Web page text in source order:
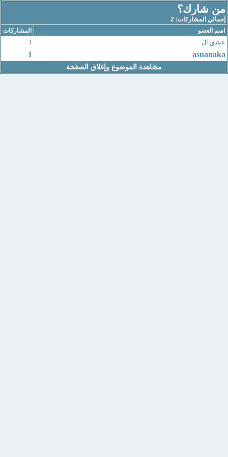
من شارك؟
إجمالي المشاركات: 2
اسم العضو
المشاركات
عشق ال 1
asnanaka
1
مشاهدة الموضوع وإغلاق الصفحة